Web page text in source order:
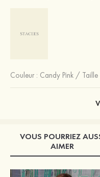
Couleur : Candy Pink /
VOUS POURRIEZ
AIMER